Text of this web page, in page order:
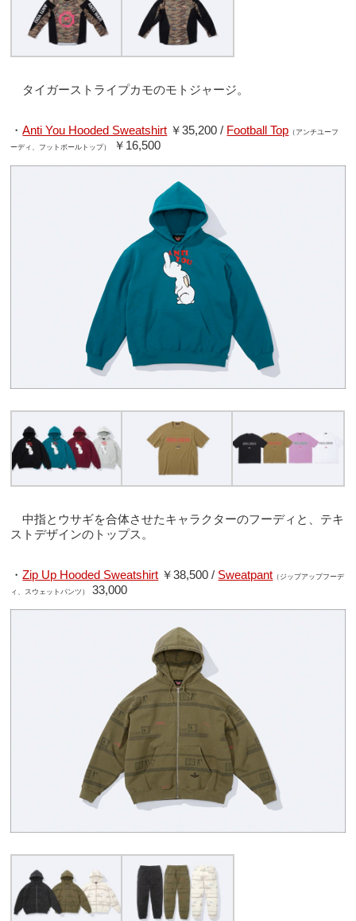
タイガーストライプカモのモトジャージ。
・Anti You Hooded Sweatshirt ￥35,200 / Football Top （アンチユーフ
ーディ、フットボールトップ）
￥16,500
中指とウサギを合体させたキャラクターのフーディと、テキ
ストデザインのトップス。
・Zip Up Hooded Sweatshirt ￥38,500 / Sweatpant （ジップアップフーデ
ィ、スウェットパンツ）
33,000